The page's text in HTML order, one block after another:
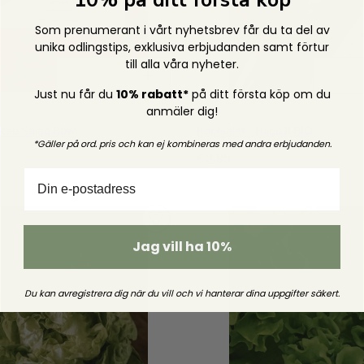
Menge
verringern
Menge
erhöhen
Salad Bowl
Som prenumerant i vårt nyhetsbrev får du ta del av
unika odlingstips, exklusiva erbjudanden samt förtur
till alla våra nyheter.
Just nu får du 10% rabatt*på ditt första köp om du
anmäler dig!
*Gäller på ord. pris och kan ej kombineras med andra erbjudanden.
Jag vill ha 10%
Du kan avregistrera dig när du villochvi hanterar dina uppgifter säkert.